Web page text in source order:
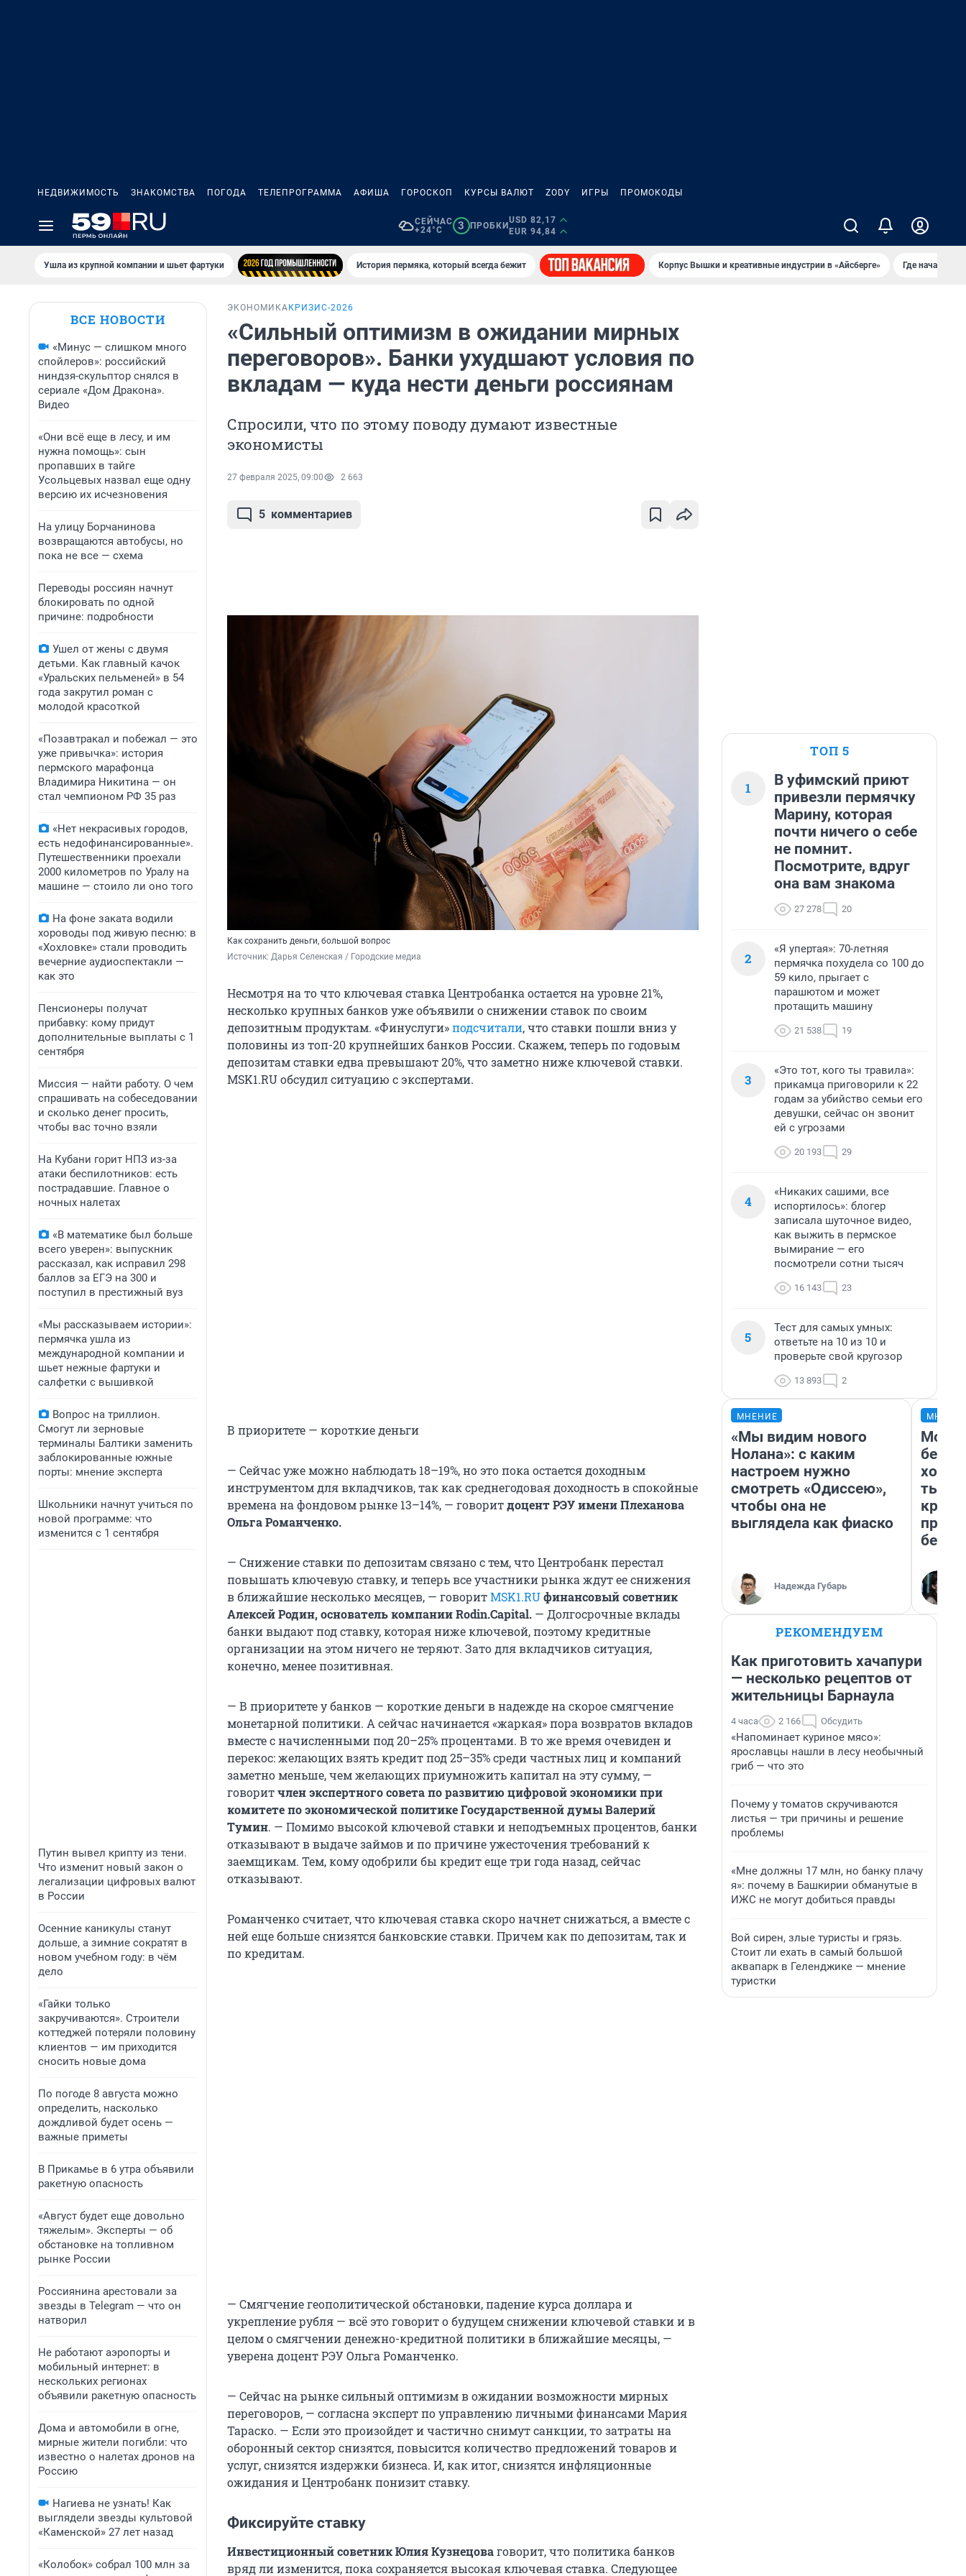
НЕДВИЖИМОСТЬ ЗНАКОМСТВА ПОГОДА ТЕЛЕПРОГРАММА АФИША ГОРОСКОП КУРСЫ ВАЛЮТ ZODY ИГРЫ ПРОМОКОДЫ
СЕЙЧАС
+24°C
3 ПРОБКИ
USD 82,17
EUR 94,84
Ушла из крупной компании и шьет фартуки История пермяка, который всегда бежит Корпус Вышки и креативные индустрии в «Айсберге» Где начать
ВСЕ НОВОСТИ
«Минус — слишком много
спойлеров»: российский
ниндзя-скульптор снялся в
сериале «Дом Дракона».
Видео
«Они всё еще в лесу, и им
нужна помощь»: сын
пропавших в тайге
Усольцевых назвал еще одну
версию их исчезновения
На улицу Борчанинова
возвращаются автобусы, но
пока не все — схема
Переводы россиян начнут
блокировать по одной
причине: подробности
Ушел от жены с двумя
детьми. Как главный качок
«Уральских пельменей» в 54
года закрутил роман с
молодой красоткой
«Позавтракал и побежал — это
уже привычка»: история
пермского марафонца
Владимира Никитина — он
стал чемпионом РФ 35 раз
«Нет некрасивых городов,
есть недофинансированные».
Путешественники проехали
2000 километров по Уралу на
машине — стоило ли оно того
На фоне заката водили
хороводы под живую песню: в
«Хохловке» стали проводить
вечерние аудиоспектакли —
как это
Пенсионеры получат
прибавку: кому придут
дополнительные выплаты с 1
сентября
Миссия — найти работу. О чем
спрашивать на собеседовании
и сколько денег просить,
чтобы вас точно взяли
На Кубани горит НПЗ из-за
атаки беспилотников: есть
пострадавшие. Главное о
ночных налетах
«В математике был больше
всего уверен»: выпускник
рассказал, как исправил 298
баллов за ЕГЭ на 300 и
поступил в престижный вуз
«Мы рассказываем истории»:
пермячка ушла из
международной компании и
шьет нежные фартуки и
салфетки с вышивкой
Вопрос на триллион.
Смогут ли зерновые
терминалы Балтики заменить
заблокированные южные
порты: мнение эксперта
Школьники начнут учиться по
новой программе: что
изменится с 1 сентября
Путин вывел крипту из тени.
Что изменит новый закон о
легализации цифровых валют
в России
Осенние каникулы станут
дольше, а зимние сократят в
новом учебном году: в чём
дело
«Гайки только
закручиваются». Строители
коттеджей потеряли половину
клиентов — им приходится
сносить новые дома
По погоде 8 августа можно
определить, насколько
дождливой будет осень —
важные приметы
В Прикамье в 6 утра объявили
ракетную опасность
«Август будет еще довольно
тяжелым». Эксперты — об
обстановке на топливном
рынке России
Россиянина арестовали за
звезды в Telegram — что он
натворил
Не работают аэропорты и
мобильный интернет: в
нескольких регионах
объявили ракетную опасность
Дома и автомобили в огне,
мирные жители погибли: что
известно о налетах дронов на
Россию
Нагиева не узнать! Как
выглядели звезды культовой
«Каменской» 27 лет назад
«Колобок» собрал 100 млн за
ЭКОНОМИКА КРИЗИС-2026
«Сильный оптимизм в ожидании мирных
переговоров». Банки ухудшают условия по
вкладам — куда нести деньги россиянам
Спросили, что по этому поводу думают известные
экономисты
27 февраля 2025, 09:00 2 663
5 комментариев
Как сохранить деньги, большой вопрос
Источник: Дарья Селенская / Городские медиа
Несмотря на то что ключевая ставка Центробанка остается на уровне 21%,
несколько крупных банков уже объявили о снижении ставок по своим
депозитным продуктам. «Финуслуги»подсчитали, что ставки пошли вниз у
половины из топ-20 крупнейших банков России. Скажем, теперь по годовым
депозитам ставки едва превышают 20%, что заметно ниже ключевой ставки.
MSK1.RU обсудил ситуацию с экспертами.
В приоритете — короткие деньги
— Сейчас уже можно наблюдать 18–19%, но это пока остается доходным
инструментом для вкладчиков, так как среднегодовая доходность в спокойные
времена на фондовом рынке 13–14%, — говоритдоцент РЭУ имени Плеханова
Ольга Романченко.
— Снижение ставки по депозитам связано с тем, что Центробанк перестал
повышать ключевую ставку, и теперь все участники рынка ждут ее снижения
в ближайшие несколько месяцев, — говоритMSK1.RUфинансовый советник
Алексей Родин, основатель компании Rodin.Capital. — Долгосрочные вклады
банки выдают под ставку, которая ниже ключевой, поэтому кредитные
организации на этом ничего не теряют. Зато для вкладчиков ситуация,
конечно, менее позитивная.
— В приоритете у банков — короткие деньги в надежде на скорое смягчение
монетарной политики. А сейчас начинается «жаркая» пора возвратов вкладов
вместе с начисленными под 20–25% процентами. В то же время очевиден и
перекос: желающих взять кредит под 25–35% среди частных лиц и компаний
заметно меньше, чем желающих приумножить капитал на эту сумму, —
говоритчлен экспертного совета по развитию цифровой экономики при
комитете по экономической политике Государственной думы Валерий
Тумин. — Помимо высокой ключевой ставки и неподъемных процентов, банки
отказывают в выдаче займов и по причине ужесточения требований к
заемщикам. Тем, кому одобрили бы кредит еще три года назад, сейчас
отказывают.
Романченко считает, что ключевая ставка скоро начнет снижаться, а вместе с
ней еще больше снизятся банковские ставки. Причем как по депозитам, так и
по кредитам.
— Смягчение геополитической обстановки, падение курса доллара и
укрепление рубля — всё это говорит о будущем снижении ключевой ставки и в
целом о смягчении денежно-кредитной политики в ближайшие месяцы, —
уверена доцент РЭУ Ольга Романченко.
— Сейчас на рынке сильный оптимизм в ожидании возможности мирных
переговоров, — согласна эксперт по управлению личными финансами Мария
Тараско. — Если это произойдет и частично снимут санкции, то затраты на
оборонный сектор снизятся, повысится количество предложений товаров и
услуг, снизятся издержки бизнеса. И, как итог, снизятся инфляционные
ожидания и Центробанк понизит ставку.
Фиксируйте ставку
Инвестиционный советник Юлия Кузнецоваговорит, что политика банков
вряд ли изменится, пока сохраняется высокая ключевая ставка. Следующее
ТОП 5
1
В уфимский приют
привезли пермячку
Марину, которая
почти ничего о себе
не помнит.
Посмотрите, вдруг
она вам знакома
27 278 20
2
«Я упертая»: 70-летняя
пермячка похудела со 100 до
59 кило, прыгает с
парашютом и может
протащить машину
21 538 19
3
«Это тот, кого ты травила»:
прикамца приговорили к 22
годам за убийство семьи его
девушки, сейчас он звонит
ей с угрозами
20 193 29
4
«Никаких сашими, все
испортилось»: блогер
записала шуточное видео,
как выжить в пермское
вымирание — его
посмотрели сотни тысяч
16 143 23
5
Тест для самых умных:
ответьте на 10 из 10 и
проверьте свой кругозор
13 893 2
МНЕНИЕ
«Мы видим нового
Нолана»: с каким
настроем нужно
смотреть «Одиссею»,
чтобы она не
выглядела как фиаско
Надежда Губарь
Мой
РЕКОМЕНДУЕМ
Как приготовить хачапури
— несколько рецептов от
жительницы Барнаула
4 часа 2 166 Обсудить
«Напоминает куриное мясо»:
ярославцы нашли в лесу необычный
гриб — что это
Почему у томатов скручиваются
листья — три причины и решение
проблемы
«Мне должны 17 млн, но банку плачу
я»: почему в Башкирии обманутые в
ИЖС не могут добиться правды
Вой сирен, злые туристы и грязь.
Стоит ли ехать в самый большой
аквапарк в Геленджике — мнение
туристки